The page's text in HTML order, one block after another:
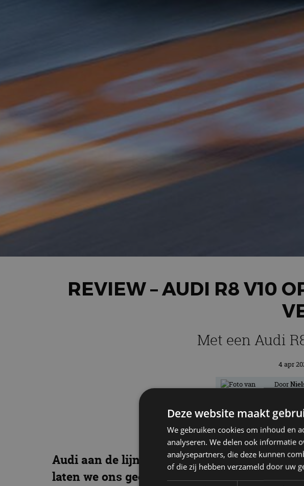
REVIEW – AUDI R8 V10
Met een Audi
4 apr
Door
oude
Regal uit
Audi aan de lijn. Of we soms zin hebben om
laten we ons geen tweede keer vragen!
Deze website maakt
We gebruiken cookies om inhoud en
analyseren. We delen ook informatie
analysepartners, die deze kunnen
of die zij hebben verzameld door uw